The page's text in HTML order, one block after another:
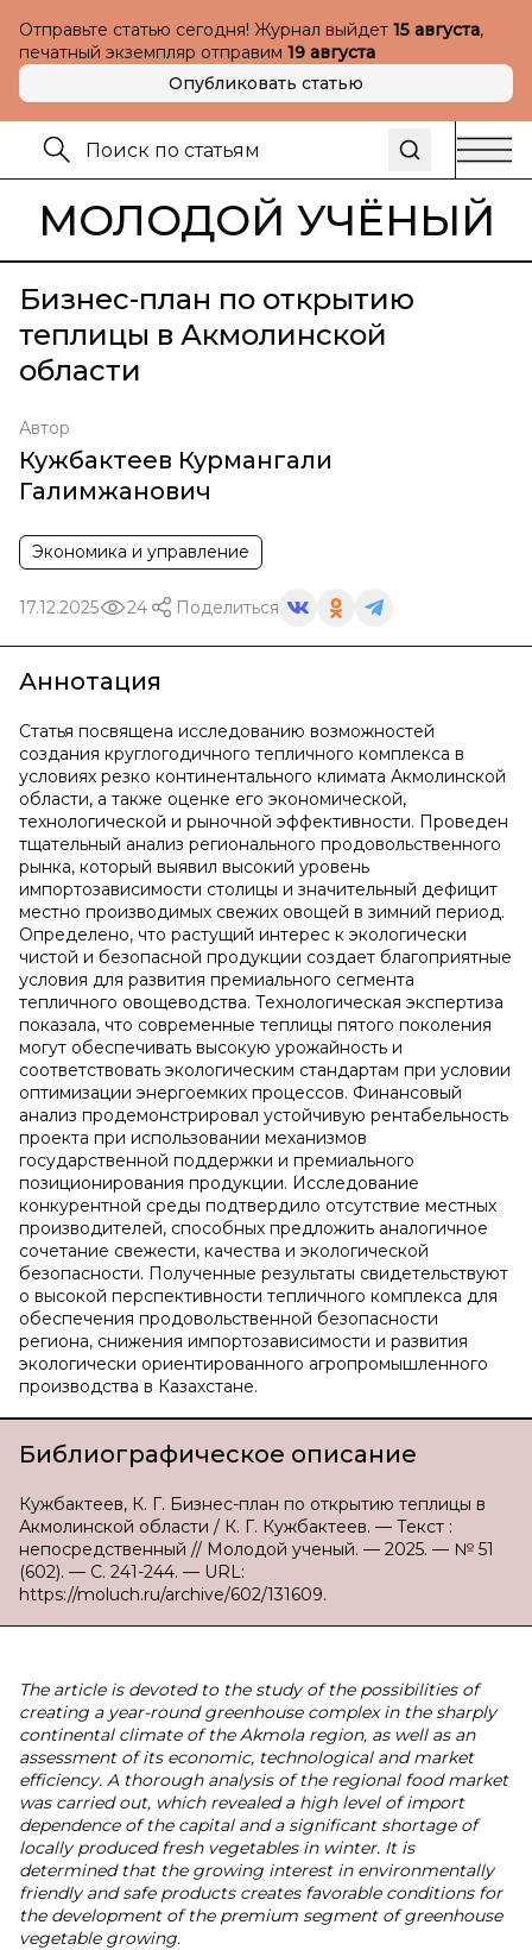
Отправьте статью сегодня! Журнал выйдет 15 августа,
печатный экземпляр отправим 19 августа
Опубликовать статью
МОЛОДОЙ УЧЁНЫЙ
Бизнес-план по открытию
теплицы в Акмолинской
области
Автор
Кужбактеев Курмангали
Галимжанович
Экономика и управление
17.12.2025 24 Поделиться
Аннотация
Статья посвящена исследованию возможностей
создания круглогодичного тепличного комплекса в
условиях резко континентального климата Акмолинской
области, а также оценке его экономической,
технологической и рыночной эффективности. Проведен
тщательный анализ регионального продовольственного
рынка, который выявил высокий уровень
импортозависимости столицы и значительный дефицит
местно производимых свежих овощей в зимний период.
Определено, что растущий интерес к экологически
чистой и безопасной продукции создает благоприятные
условия для развития премиального сегмента
тепличного овощеводства. Технологическая экспертиза
показала, что современные теплицы пятого поколения
могут обеспечивать высокую урожайность и
соответствовать экологическим стандартам при условии
оптимизации энергоемких процессов. Финансовый
анализ продемонстрировал устойчивую рентабельность
проекта при использовании механизмов
государственной поддержки и премиального
позиционирования продукции. Исследование
конкурентной среды подтвердило отсутствие местных
производителей, способных предложить аналогичное
сочетание свежести, качества и экологической
безопасности. Полученные результаты свидетельствуют
о высокой перспективности тепличного комплекса для
обеспечения продовольственной безопасности
региона, снижения импортозависимости и развития
экологически ориентированного агропромышленного
производства в Казахстане.
Библиографическое описание
Кужбактеев, К. Г. Бизнес-план по открытию теплицы в
Акмолинской области / К. Г. Кужбактеев. — Текст :
непосредственный // Молодой ученый. — 2025. — № 51
(602). — С. 241-244. — URL:
https://moluch.ru/archive/602/131609.
The article is devoted to the study of the possibilities of
creating a year-round greenhouse complex in the sharply
continental climate of the Akmola region, as well as an
assessment of its economic, technological and market
efficiency. A thorough analysis of the regional food market
was carried out, which revealed a high level of import
dependence of the capital and a significant shortage of
locally produced fresh vegetables in winter. It is
determined that the growing interest in environmentally
friendly and safe products creates favorable conditions for
the development of the premium segment of greenhouse
vegetable growing.